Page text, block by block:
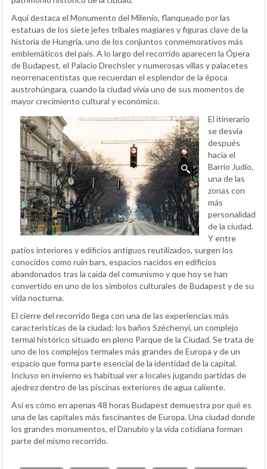
Aquí destaca el Monumento del Milenio, flanqueado por las
estatuas de los siete jefes tribales magiares y figuras clave de la
historia de Hungría, uno de los conjuntos conmemorativos más
emblemáticos del país. A lo largo del recorrido aparecen la Ópera
de Budapest, el Palacio Drechsler y numerosas villas y palacetes
neorrenacentistas que recuerdan el esplendor de la época
austrohúngara, cuando la ciudad vivía uno de sus momentos de
mayor crecimiento cultural y económico.
El itinerario
se desvía
después
hacia el
Barrio Judío,
una de las
zonas con
más
personalidad
de la ciudad.
Y entre
patios interiores y edificios antiguos reutilizados, surgen los
conocidos como ruin bars, espacios nacidos en edificios
abandonados tras la caída del comunismo y que hoy se han
convertido en uno de los símbolos culturales de Budapest y de su
vida nocturna.
El cierre del recorrido llega con una de las experiencias más
características de la ciudad: los baños Széchenyi, un complejo
termal histórico situado en pleno Parque de la Ciudad. Se trata de
uno de los complejos termales más grandes de Europa y de un
espacio que forma parte esencial de la identidad de la capital.
Incluso en invierno es habitual ver a locales jugando partidas de
ajedrez dentro de las piscinas exteriores de agua caliente.
Así es cómo en apenas 48 horas Budapest demuestra por qué es
una de las capitales más fascinantes de Europa. Una ciudad donde
los grandes monumentos, el Danubio y la vida cotidiana forman
parte del mismo recorrido.